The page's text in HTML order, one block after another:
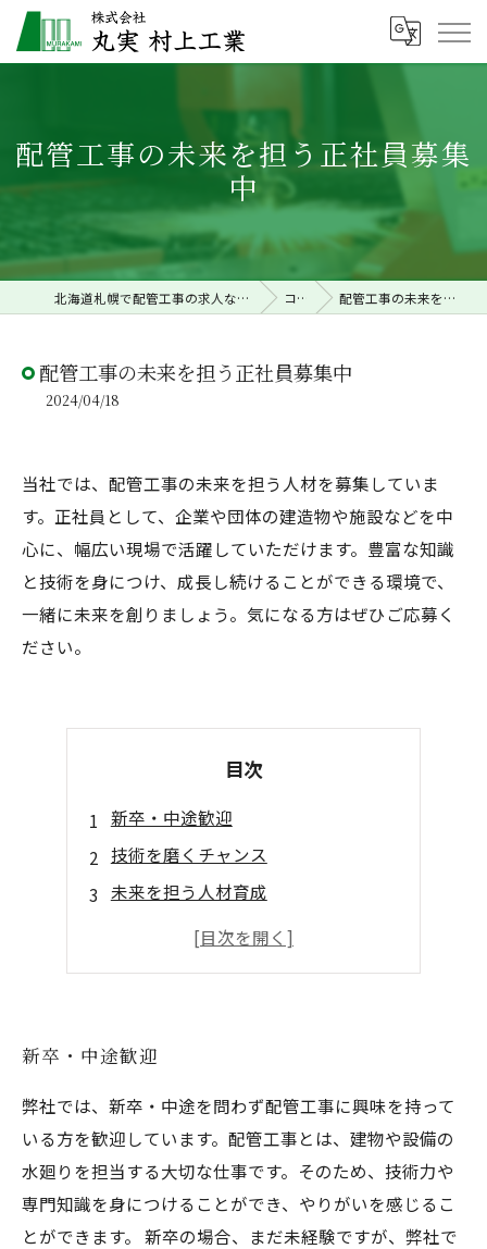
配管工事の未来を担う正社員募集
中
北海道札幌で配管工事の求人なら株式会社丸実村上工業 コラム 配管工事の未来を担う正社員募集中
配管工事の未来を担う正社員募集中
2024/04/18
当社では、配管工事の未来を担う人材を募集していま
す。正社員として、企業や団体の建造物や施設などを中
心に、幅広い現場で活躍していただけます。豊富な知識
と技術を身につけ、成長し続けることができる環境で、
一緒に未来を創りましょう。気になる方はぜひご応募く
ださい。
目次
新卒・中途歓迎
技術を磨くチャンス
未来を担う人材育成
やりがいを感じる仕事
新卒・中途歓迎
弊社では、新卒・中途を問わず配管工事に興味を持って
いる方を歓迎しています。配管工事とは、建物や設備の
水廻りを担当する大切な仕事です。そのため、技術力や
専門知識を身につけることができ、やりがいを感じるこ
とができます。 新卒の場合、まだ未経験ですが、弊社で